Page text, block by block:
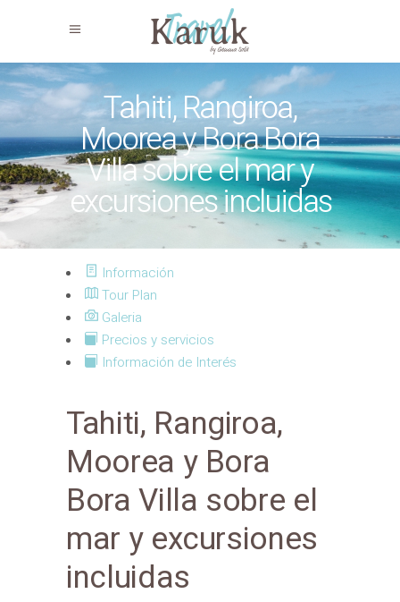
Tahiti, Rangiroa,
Moorea y Bora Bora
Villa sobre el mar y
excursiones incluidas
Información
Tour Plan
Galeria
Precios y servicios
Información de Interés
Tahiti, Rangiroa,
Moorea y Bora
Bora Villa sobre el
mar y excursiones
incluidas